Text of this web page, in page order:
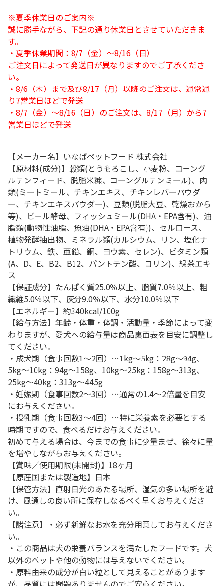
※夏季休業日のご案内※
誠に勝手ながら、下記の通り休業日とさせていただきま
す。
・夏季休業期間：8/7（金）～8/16（日）
ご注文日によって発送日が異なりますのでご了承くださ
い。
・8/6（木）まで及び8/17（月）以降のご注文は、通常通
り7営業日ほどで発送
・8/7（金）～8/16（日）のご注文は、8/17（月）から7
営業日ほどで発送
【メーカー名】いなばペットフード 株式会社
【原材料(成分)】穀類(とうもろこし、小麦粉、コーング
ルテンフィード、脱脂米糠、コーングルテンミール)、肉
類(ミートミール、チキンエキス、チキンレバーパウダ
ー、チキンエキスパウダー)、豆類(脱脂大豆、乾燥おから
等)、ビール酵母、フィッシュミール(DHA・EPA含有)、油
脂類(動物性油脂、魚油(DHA・EPA含有))、セルロース、
植物発酵抽出物、ミネラル類(カルシウム、リン、塩化ナ
トリウム、鉄、亜鉛、銅、ヨウ素、セレン)、ビタミン類
(A、D、E、B2、B12、パントテン酸、コリン)、緑茶エキ
ス
【保証成分】たんぱく質25.0％以上、脂質7.0％以上、粗
繊維5.0％以下、灰分9.0％以下、水分10.0％以下
【エネルギー】約340kcal/100g
【給与方法】年齢・体重・体調・活動量・季節によって変
わりますが、愛犬への給与量は商品裏面表を目安に調整し
てください。
・成犬期（食事回数1～2回）…1kg～5kg：28g～94g、
5kg～10kg：94g～158g、10kg～25kg：158g～313g、
25kg～40kg：313g～445g
・妊娠期（食事回数2～3回）…通常の1.4～2倍量を目安
にお与えください。
・授乳期（食事回数3～4回）…特に栄養素を必要とする
時期ですので、食べるだけお与えください。
初めて与える場合は、今までの食事に少量まぜ、徐々に量
を増やしながらお与えください。
【賞味／使用期限(未開封)】18ヶ月
【原産国または製造地】日本
【保管方法】直射日光のあたる場所、湿気の多い場所を避
け、風通しの良い所に保存しなるべく早くお与えくださ
い。
【諸注意】・必ず新鮮なお水を充分用意してお与えくださ
い。
・この商品は犬の栄養バランスを満たしたフードです。犬
以外のペットや他の動物には与えないでください。
・原料由来の成分が白い粒として見えることがあります
が、品質には問題ありませんのでご安心ください。